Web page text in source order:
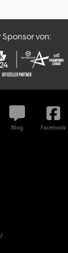
von:
Blog Facebook